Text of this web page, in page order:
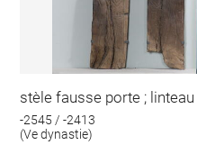
stèle fausse porte ; linteau
-2545 / -2413
(Ve dynastie)